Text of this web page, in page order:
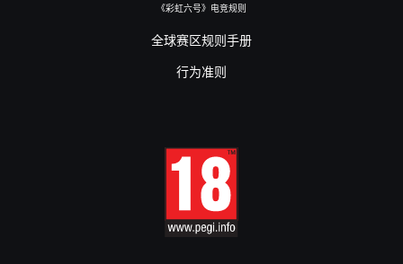
《彩虹六号》电竞规则
全球赛区规则手册
行为准则